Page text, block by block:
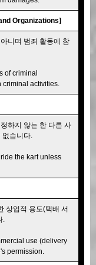
Organizations]
니며 범죄 활동에 참
of criminal
activities.
하지 않는 한 다른 사
습니다.
the kart unless
상업적 용도(택배 서
use (delivery
permission.